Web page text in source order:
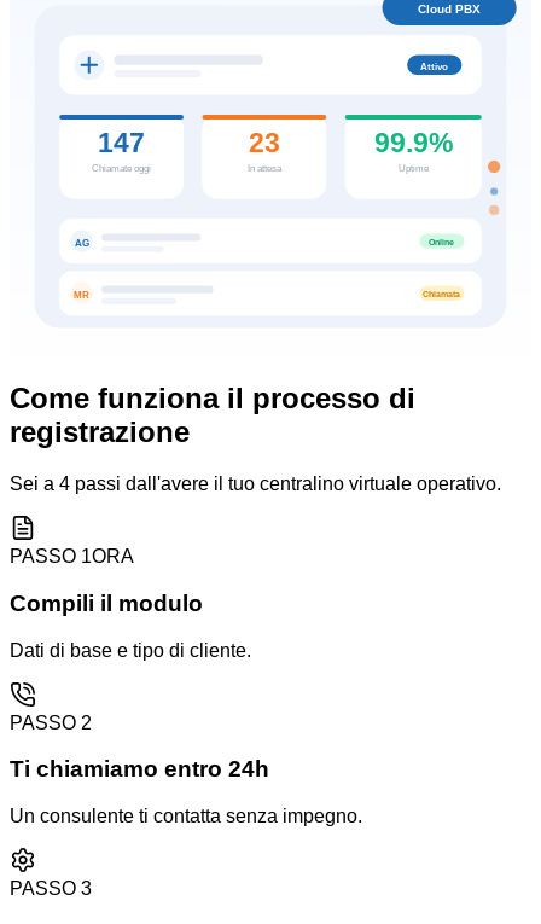
Attivo
147
Chiamate oggi
23
In attesa
99.9%
Uptime
AG Online
MR Chiamata
Cloud PBX
Come funziona il processo di
registrazione
Sei a 4 passi dall'avere il tuo centralino virtuale operativo.
PASSO 1ORA
Compili il modulo
Dati di base e tipo di cliente.
PASSO 2
Ti chiamiamo entro 24h
Un consulente ti contatta senza impegno.
PASSO 3